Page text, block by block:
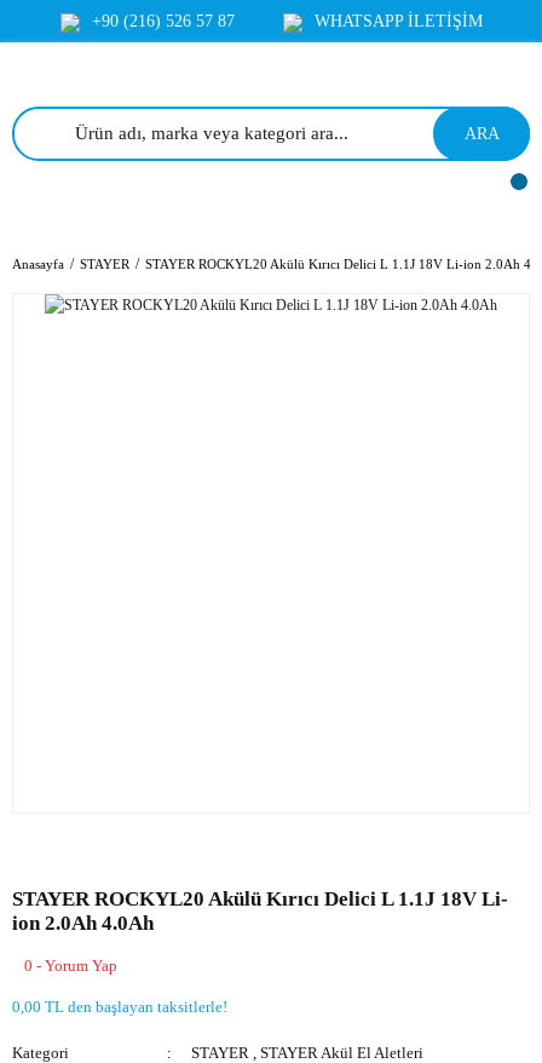
+90 (216) 526 57 87 WHATSAPP İLETİŞİM
ARA
Anasayfa STAYER STAYER ROCKYL20 Akülü Kırıcı Delici L 1.1J 18V Li-ion 2.0Ah
STAYER ROCKYL20 Akülü Kırıcı Delici L 1.1J 18V Li-
ion 2.0Ah 4.0Ah
0 - Yorum Yap
0,00 TL den başlayan taksitlerle!
Kategori STAYER ,STAYER Akül El Aletleri